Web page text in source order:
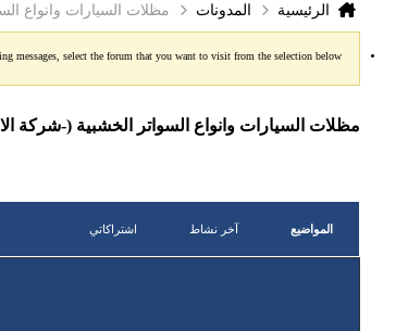
الرئيسية المدونات مظلات السيارات وانواع السواتر
messages, select the forum that you want to visit from the selection below.
مظلات السيارات وانواع السواتر الخشبية (-شركة الاختيارالاول)ت/
المواضيع آخر نشاط اشتراكاتي